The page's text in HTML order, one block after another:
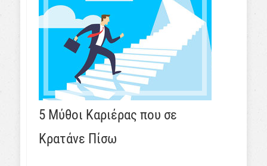
5 Μύθοι Καριέρας που σε
Κρατάνε Πίσω